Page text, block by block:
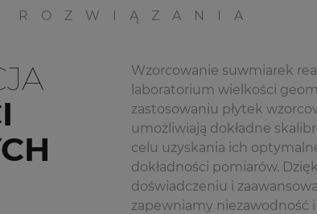
ROZWIĄZANIA
Wzorcowanie suwmiarek
laboratorium wielkości
zastosowaniu płytek
umożliwiają dokładne
celu uzyskania ich
dokładności pomiarów.
doświadczeniu i
zapewniamy niezawodność i